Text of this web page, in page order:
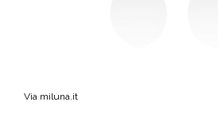
Via miluna.it